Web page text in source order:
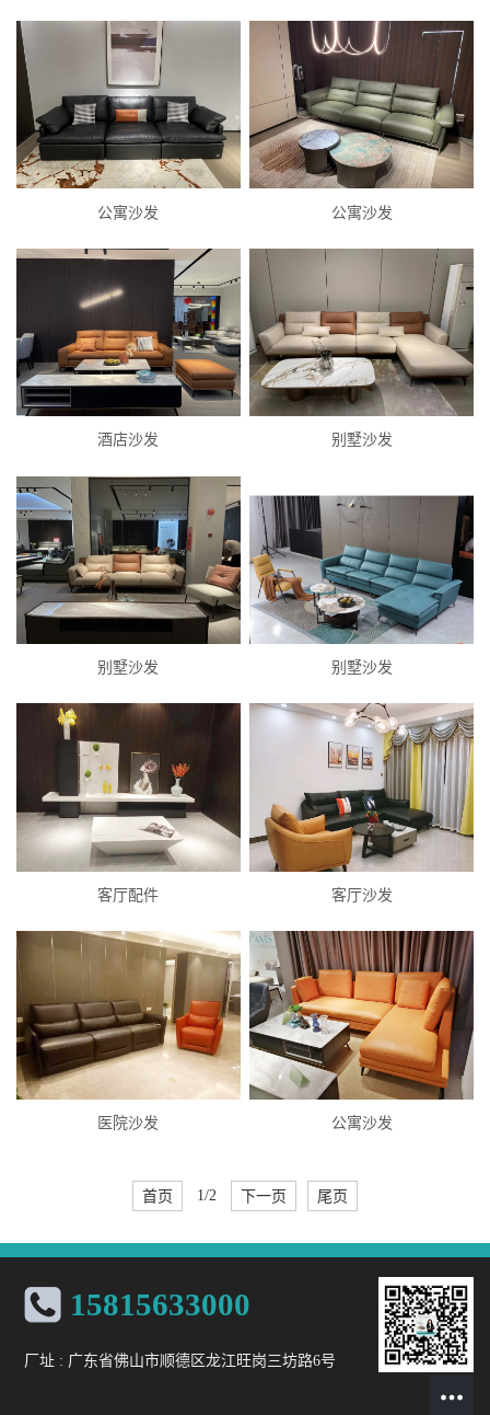
公寓沙发 公寓沙发
酒店沙发 别墅沙发
别墅沙发 别墅沙发
客厅配件 客厅沙发
医院沙发 公寓沙发
首页 1/2 下一页 尾页
15815633000
厂址 : 广东省佛山市顺德区龙江旺岗三坊路6号